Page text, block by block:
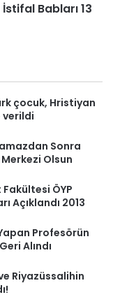
Babları 13
çocuk, Hristiyan
verildi
Sonra
Olsun
ÖYP
Açıklandı 2013
Profesörün
Alındı
Riyazüssalihin